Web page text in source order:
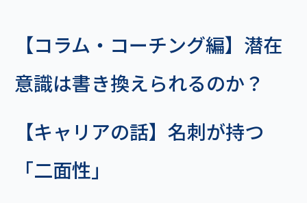
【コラム・コーチング編】潜在
意識は書き換えられるのか？
【キャリアの話】名刺が持つ
「二面性」